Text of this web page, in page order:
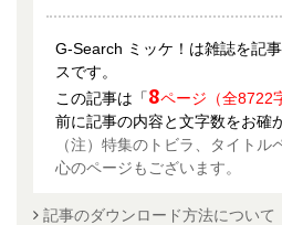
G-Search ミッケ！は雑誌を記
スです。
この記事は「8ページ（全8722
前に記事の内容と文字数をお確
（注）特集のトビラ、タイトル
心のページもございます。
記事のダウンロード方法について